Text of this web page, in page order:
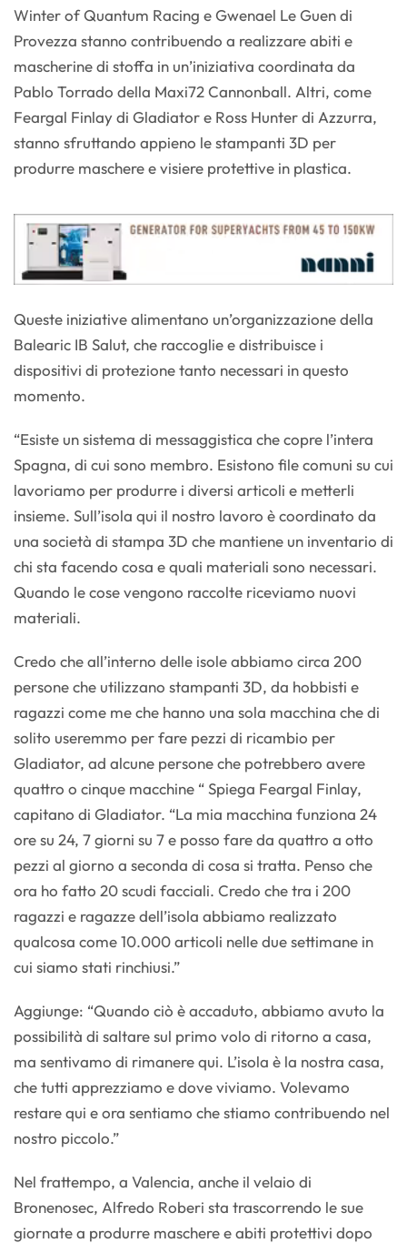
Winter of Quantum Racing e Gwenael Le Guen di
Provezza stanno contribuendo a realizzare abiti e
mascherine di stoffa in un’iniziativa coordinata da
Pablo Torrado della Maxi72 Cannonball. Altri, come
Feargal Finlay di Gladiator e Ross Hunter di Azzurra,
stanno sfruttando appieno le stampanti 3D per
produrre maschere e visiere protettive in plastica.
Queste iniziative alimentano un’organizzazione della
Balearic IB Salut, che raccoglie e distribuisce i
dispositivi di protezione tanto necessari in questo
momento.
“Esiste un sistema di messaggistica che copre l’intera
Spagna, di cui sono membro. Esistono file comuni su cui
lavoriamo per produrre i diversi articoli e metterli
insieme. Sull’isola qui il nostro lavoro è coordinato da
una società di stampa 3D che mantiene un inventario di
chi sta facendo cosa e quali materiali sono necessari.
Quando le cose vengono raccolte riceviamo nuovi
materiali.
Credo che all’interno delle isole abbiamo circa 200
persone che utilizzano stampanti 3D, da hobbisti e
ragazzi come me che hanno una sola macchina che di
solito useremmo per fare pezzi di ricambio per
Gladiator, ad alcune persone che potrebbero avere
quattro o cinque macchine “ Spiega Feargal Finlay,
capitano di Gladiator. “La mia macchina funziona 24
ore su 24, 7 giorni su 7 e posso fare da quattro a otto
pezzi al giorno a seconda di cosa si tratta. Penso che
ora ho fatto 20 scudi facciali. Credo che tra i 200
ragazzi e ragazze dell’isola abbiamo realizzato
qualcosa come 10.000 articoli nelle due settimane in
cui siamo stati rinchiusi.”
Aggiunge: “Quando ciò è accaduto, abbiamo avuto la
possibilità di saltare sul primo volo di ritorno a casa,
ma sentivamo di rimanere qui. L’isola è la nostra casa,
che tutti apprezziamo e dove viviamo. Volevamo
restare qui e ora sentiamo che stiamo contribuendo nel
nostro piccolo.”
Nel frattempo, a Valencia, anche il velaio di
Bronenosec, Alfredo Roberi sta trascorrendo le sue
giornate a produrre maschere e abiti protettivi dopo